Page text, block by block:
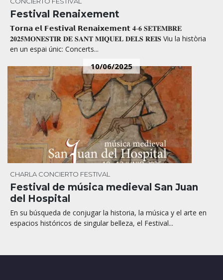
Festival Renaixement
𝗧𝗼𝗿𝗻𝗮 𝗲𝗹 𝗙𝗲𝘀𝘁𝗶𝘃𝗮𝗹 𝗥𝗲𝗻𝗮𝗶𝘅𝗲𝗺𝗲𝗻𝘁 𝟒-𝟔 𝐒𝐄𝐓𝐄𝐌𝐁𝐑𝐄
𝟐𝟎𝟐𝟓𝐌𝐎𝐍𝐄𝐒𝐓𝐈𝐑 𝐃𝐄 𝐒𝐀𝐍𝐓 𝐌𝐈𝐐𝐔𝐄𝐋 𝐃𝐄𝐋𝐒 𝐑𝐄𝐈𝐒 Viu la història
en un espai únic: Concerts...
10/06/2025
CHARLA CONCIERTO FESTIVAL
Festival de música medieval San Juan
del Hospital
En su búsqueda de conjugar la historia, la música y el arte en
espacios históricos de singular belleza, el Festival...